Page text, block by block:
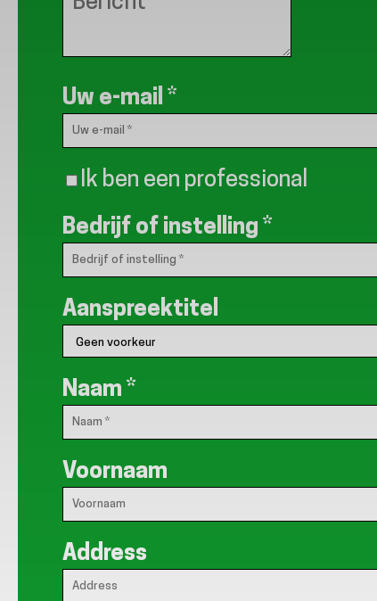
Uw e-mail *
Ik ben een professional
Bedrijf of instelling *
Aanspreektitel
Naam *
Voornaam
Address